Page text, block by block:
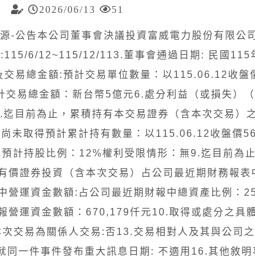
2026/06/13 51
-公告本公司董事會決議投資富威電力股份有限公
6/12~115/12/113.董事會通過日期: 民國115
易總金額:預計交易單位數量：以115.06.12收盤
易總金額：新台幣5億元6.處分利益（或損失）
目前為止，累積持有本交易證券（含本次交易）
未取得預計累計持有數量：以115.06.12收盤價
計持股比例：12%權利受限情形：無9.迄目前為
價證券投資（含本次交易）占公司最近期財務報表
營運資金數額:占公司最近期財報中總資產比例：
營運資金數額：670,179仟元10.取得或處分之具
交易為關係人交易:否13.交易相對人及其與公司
一件事件發布重大訊息日期: 不適用16.其他敘明